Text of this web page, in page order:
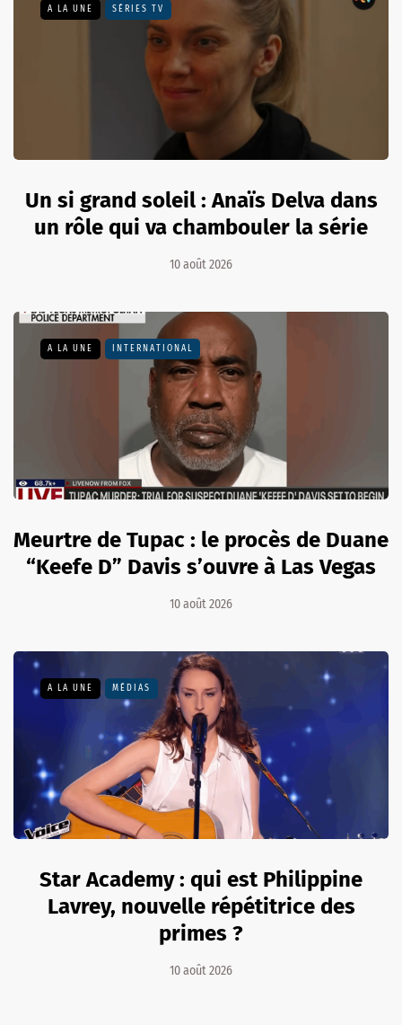
A LA UNE SÉRIES TV
Un si grand soleil : Anaïs Delva dans
un rôle qui va chambouler la série
10 août 2026
A LA UNE INTERNATIONAL
Meurtre de Tupac : le procès de Duane
“Keefe D” Davis s’ouvre à Las Vegas
10 août 2026
A LA UNE MÉDIAS
Star Academy : qui est Philippine
Lavrey, nouvelle répétitrice des
primes ?
10 août 2026